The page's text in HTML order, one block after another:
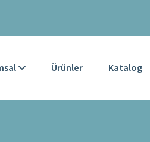
Ürünler Katalog